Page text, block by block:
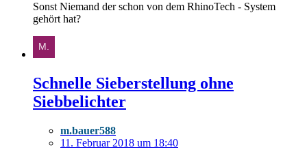
Sonst Niemand der schon von dem RhinoTech - System
gehört hat?
Schnelle Sieberstellung ohne
Siebbelichter
m.bauer588
11. Februar 2018 um 18:40